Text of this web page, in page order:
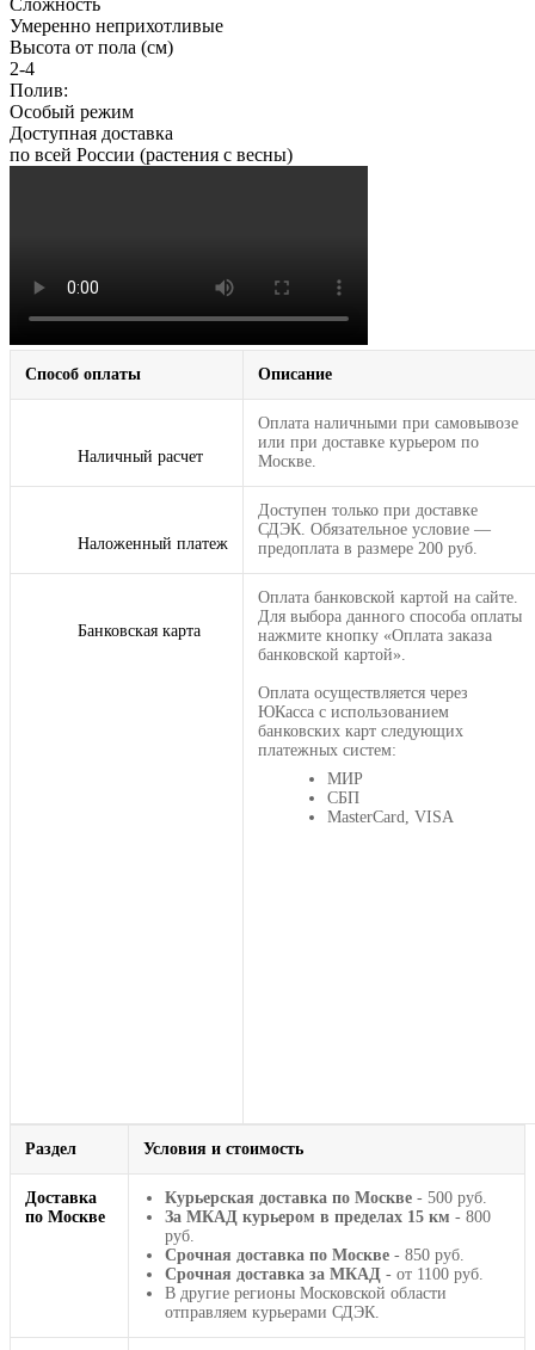
Умеренно неприхотливые
Высота от пола (см)
2-4
Полив:
Особый режим
Доступная доставка
по всей России (растения с весны)
Способ оплаты Описание
Наличный расчет
Оплата наличными при самовывозе
или при доставке курьером по
Москве.
Наложенный платеж
Доступен только при доставке
СДЭК. Обязательное условие —
предоплата в размере 200 руб.
Банковская карта
Оплата банковской картой на сайте.
Для выбора данного способа оплаты
нажмите кнопку «Оплата заказа
банковской картой».
Оплата осуществляется через
ЮКасса с использованием
банковских карт следующих
платежных систем:
МИР
СБП
MasterCard, VISA
Раздел Условия и стоимость
Доставка
по Москве
Курьерская доставка по Москве - 500 руб.
За МКАД курьером в пределах 15 км - 800
руб.
Срочная доставка по Москве - 850 руб.
Срочная доставка за МКАД - от 1100 руб.
В другие регионы Московской области
отправляем курьерами СДЭК.